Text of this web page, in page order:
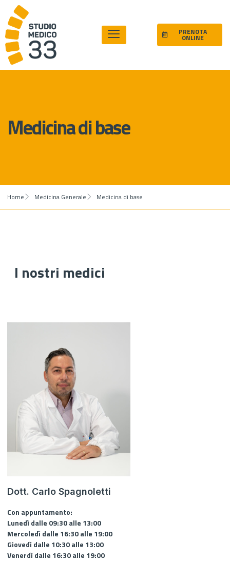
PRENOTA
ONLINE
Medicina di base
Home Medicina Generale Medicina di base
I nostri medici
Dott. Carlo Spagnoletti
Con appuntamento:
Lunedì dalle 09:30 alle 13:00
Mercoledì dalle 16:30 alle 19:00
Giovedì dalle 10:30 alle 13:00
Venerdì dalle 16:30 alle 19:00